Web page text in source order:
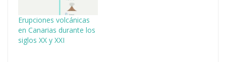
Erupciones volcánicas
en Canarias durante los
siglos XX y XXI